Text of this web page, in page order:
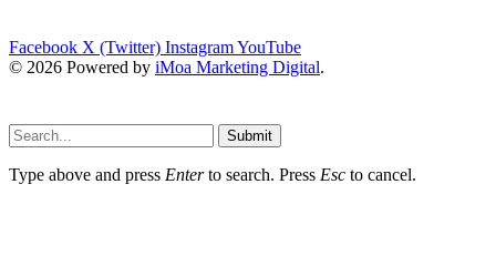
Facebook X (Twitter) InstagramYouTube
© 2026 Powered by iMoa Marketing Digital.
Submit
Type above and press Enterto search. Press Esc to cancel.